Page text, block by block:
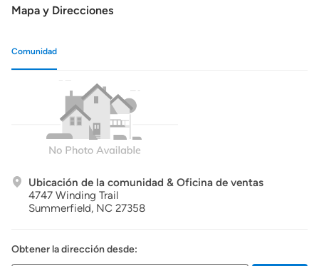
Mapa y Direcciones
Comunidad
Ubicación de la comunidad & Oficina de ventas
4747 Winding Trail
Summerfield, NC 27358
Obtener la dirección desde: